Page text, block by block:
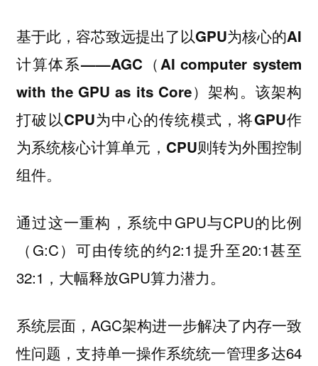
基于此，容芯致远提出了以GPU为核心的AI
计算体系——AGC（AI computer system
with the GPU as its Core）架构。该架构
打破以CPU为中心的传统模式，将GPU作
为系统核心计算单元，CPU则转为外围控制
组件。
通过这一重构，系统中GPU与CPU的比例
（G:C）可由传统的约2:1提升至20:1甚至
32:1，大幅释放GPU算力潜力。
系统层面，AGC架构进一步解决了内存一致
性问题，支持单一操作系统统一管理多达64